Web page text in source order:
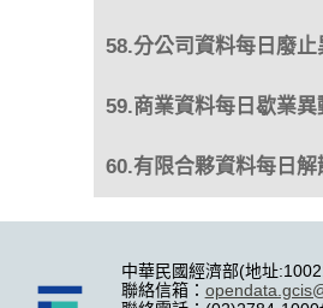
58.分公司資料每日廢止
59.商業資料每日歇業異
60.有限合夥資料每日解
中華民國經濟部(地址
聯絡信箱：